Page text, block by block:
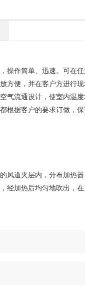
操作简单、迅速。可在
方便，并在客户方进行
气流通设计，使室内温
根据客户的要求订做，
风道夹层内，分布加热
经加热后均匀地吹出，